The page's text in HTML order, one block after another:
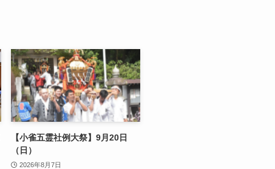
【小雀五霊社例大祭】9月20日
（日）
2026年8月7日